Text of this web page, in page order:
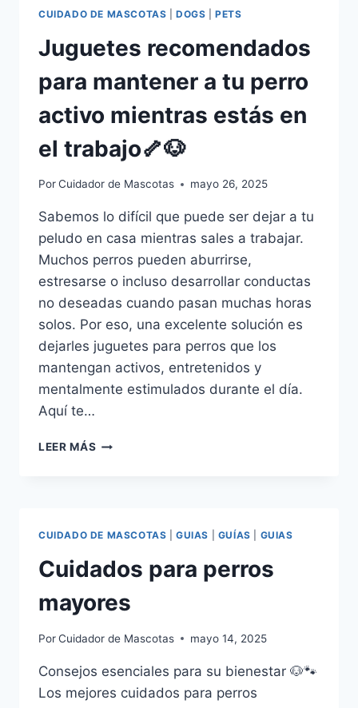
CUIDADO DE MASCOTAS |DOGS |PETS
Juguetes recomendados
para mantener a tu perro
activo mientras estás en
el trabajo🦴🐶
PorCuidador de Mascotas mayo 26, 2025
Sabemos lo difícil que puede ser dejar a tu
peludo en casa mientras sales a trabajar.
Muchos perros pueden aburrirse,
estresarse o incluso desarrollar conductas
no deseadas cuando pasan muchas horas
solos. Por eso, una excelente solución es
dejarles juguetes para perros que los
mantengan activos, entretenidos y
mentalmente estimulados durante el día.
Aquí te…
LEER MÁS JUGUETES
ACTIVO
MIENTRAS
EN
TRABAJO
🐶
CUIDADO DE MASCOTAS |GUIAS GUÍAS GUIAS
Cuidados para perros
mayores
PorCuidador de Mascotas mayo 14, 2025
Consejos esenciales para su bienestar 🐶🐾
Los mejores cuidados para perros